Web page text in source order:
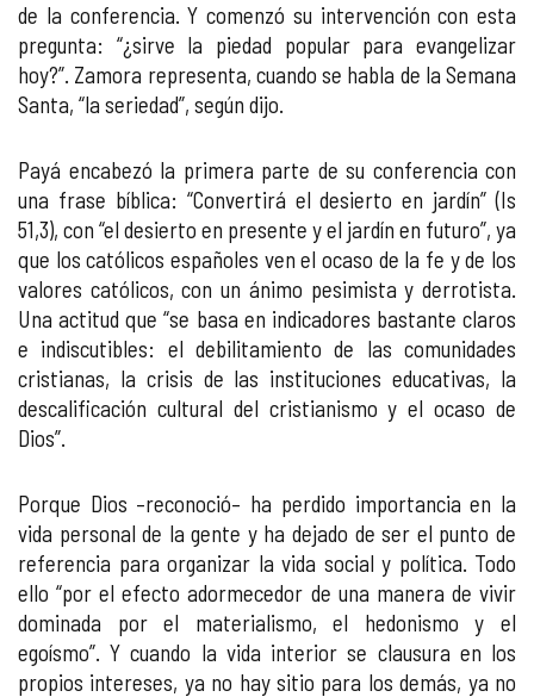
de la conferencia. Y comenzó su intervención con esta
pregunta: “¿sirve la piedad popular para evangelizar
hoy?”. Zamora representa, cuando se habla de la Semana
Santa, “la seriedad”, según dijo.
Payá encabezó la primera parte de su conferencia con
una frase bíblica: “Convertirá el desierto en jardín” (Is
51,3), con “el desierto en presente y el jardín en futuro”, ya
que los católicos españoles ven el ocaso de la fe y de los
valores católicos, con un ánimo pesimista y derrotista.
Una actitud que “se basa en indicadores bastante claros
e indiscutibles: el debilitamiento de las comunidades
cristianas, la crisis de las instituciones educativas, la
descalificación cultural del cristianismo y el ocaso de
Dios”.
Porque Dios –reconoció– ha perdido importancia en la
vida personal de la gente y ha dejado de ser el punto de
referencia para organizar la vida social y política. Todo
ello “por el efecto adormecedor de una manera de vivir
dominada por el materialismo, el hedonismo y el
egoísmo”. Y cuando la vida interior se clausura en los
propios intereses, ya no hay sitio para los demás, ya no